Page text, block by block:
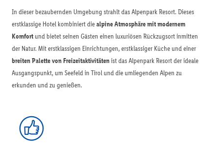
In dieser bezaubernden Umgebung strahlt das Alpenpark Resort. Dieses
erstklassige Hotel kombiniert diealpine Atmosphäre mit modernem
Komfort und bietet seinen Gästen einen luxuriösen Rückzugsort inmitten
der Natur. Mit erstklassigen Einrichtungen, erstklassiger Küche und einer
breiten Palette von Freizeitaktivitätenist das Alpenpark Resort der ideale
Ausgangspunkt, um Seefeld in Tirol und die umliegenden Alpen zu
erkunden und zu genießen.